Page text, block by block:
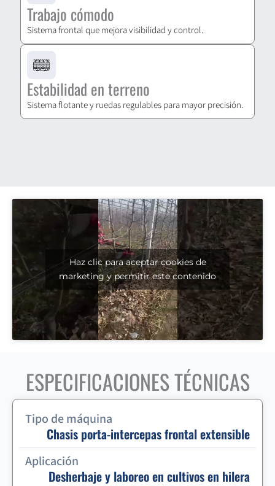
Trabajo cómodo
Sistema frontal que mejora visibilidad y control.
Estabilidad en terreno
Sistema flotante y ruedas regulables para mayor precisión.
Haz clic para aceptar cookies de
marketing y permitir este contenido
ESPECIFICACIONES TÉCNICAS
Tipo de máquina
Chasis porta-intercepas frontal extensible
Aplicación
Desherbaje y laboreo en cultivos en hilera